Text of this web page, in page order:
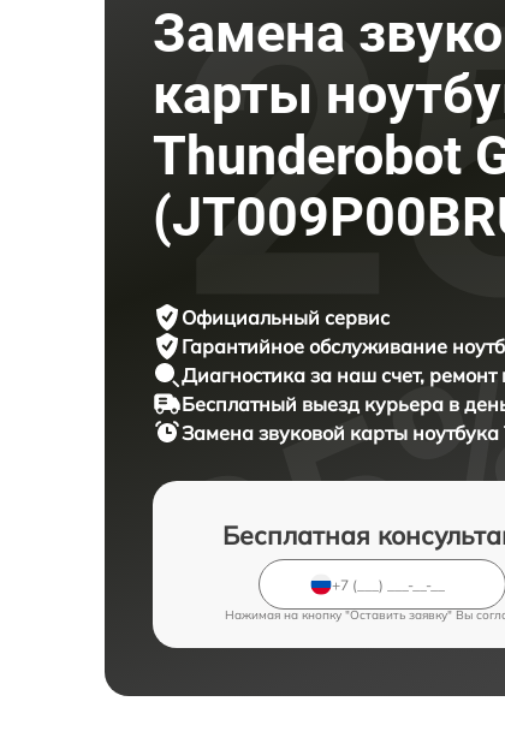
Замена
карты
Thunderobot
Официальный сервис
Гарантийное обслуживание
Диагностика за наш счет,
Бесплатный выезд курьера в
Замена звуковой карты ноутбука
Бесплатная
Нажимая на кнопку "Оставить заявку" Вы